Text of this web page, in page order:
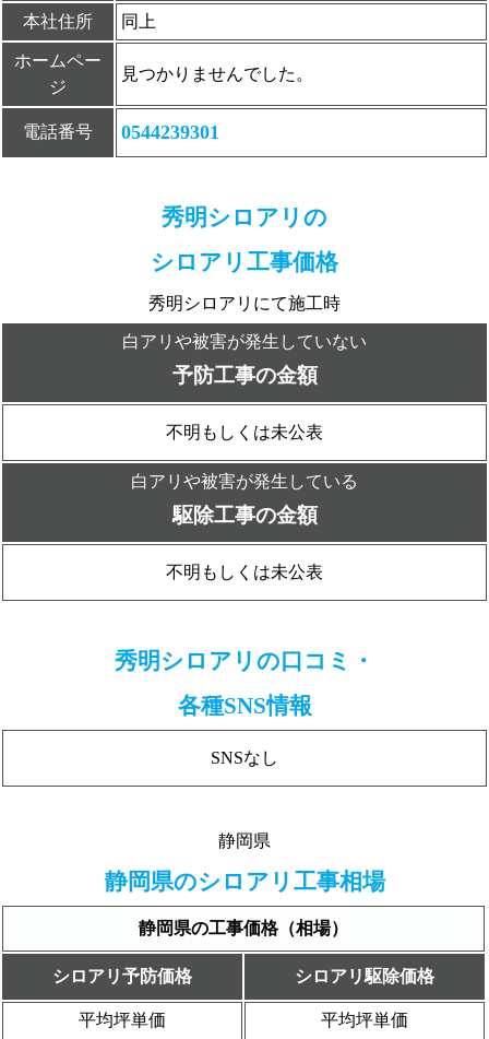
本社住所 同上
ホームペー
ジ
見つかりませんでした。
電話番号 0544239301
秀明シロアリの
シロアリ工事価格
秀明シロアリにて施工時
白アリや被害が発生していない
予防工事の金額
不明もしくは未公表
白アリや被害が発生している
駆除工事の金額
不明もしくは未公表
秀明シロアリの口コミ・
各種SNS情報
SNSなし
静岡県
静岡県のシロアリ工事相場
静岡県の工事価格（相場）
シロアリ予防価格 シロアリ駆除価格
平均坪単価 平均坪単価